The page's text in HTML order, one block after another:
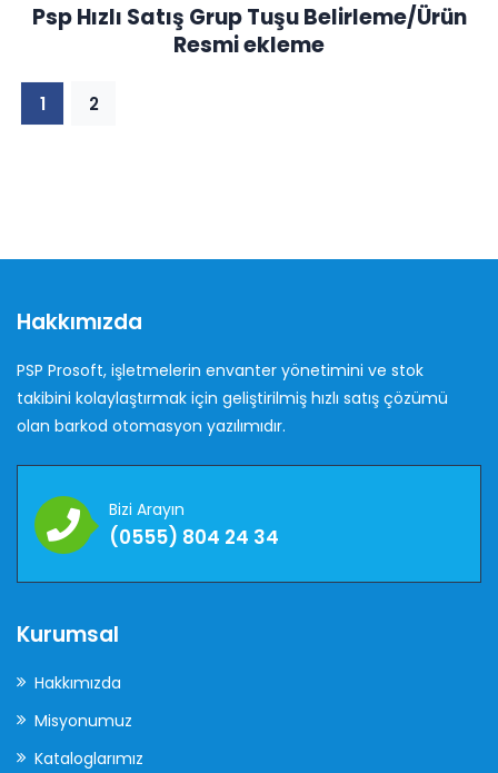
Psp Hızlı Satış Grup Tuşu Belirleme/Ürün
Resmi ekleme
1 2
Hakkımızda
PSP Prosoft, işletmelerin envanter yönetimini ve stok
takibini kolaylaştırmak için geliştirilmiş hızlı satış çözümü
olan barkod otomasyon yazılımıdır.
Bizi Arayın
(0555) 804 24 34
Kurumsal
Hakkımızda
Misyonumuz
Kataloglarımız